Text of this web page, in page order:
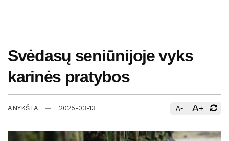
Svėdasų seniūnijoje vyks
karinės pratybos
ANYKŠTA 2025-03-13 A- A+